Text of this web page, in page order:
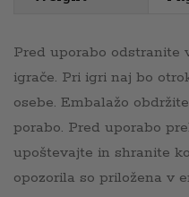
Pred uporabo odstranite
igrače. Pri igri naj bo
osebe. Embalažo
porabo. Pred uporabo
upoštevajte in shranite
opozorila so priložena v